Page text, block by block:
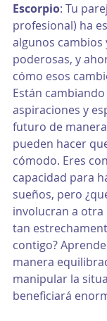
Escorpio: Tu
profesional) ha
algunos cambios
poderosas, y
cómo esos
Están
aspiraciones y
futuro de
pueden hacer
cómodo. Eres
capacidad para
sueños, pero
involucran a otra
tan
contigo?
manera
manipular la
beneficiará